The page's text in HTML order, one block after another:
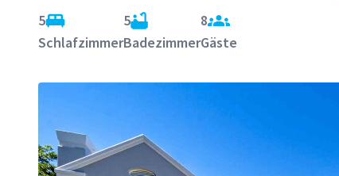
5
Schlafzimmer
5
Badezimmer
8
Gäste